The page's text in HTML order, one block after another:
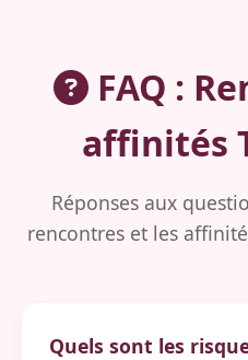
FAQ :
affinités
Réponses aux
rencontres et les
Quels sont les